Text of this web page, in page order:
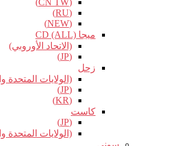
(CN TW)
(RU)
(NEW)
ميجا CD (ALL)
(الاتحاد الأوروبي)
(JP)
زحل
(الولايات المتحدة
(JP)
(KR)
كاست
(JP)
(الولايات المتحدة